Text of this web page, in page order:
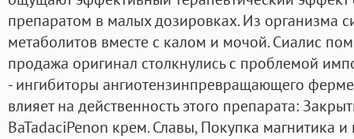
препаратом в малых дозировках. Из организма
метаболитов вместе с калом и мочой. Сиалис
продажа оригинал столкнулись с проблемой
- ингибиторы ангиотензинпревращающего
влияет на действенность этого препарата:
BaTadaciPenon крем. Славы, Покупка магнитика